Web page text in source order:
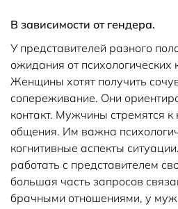
В зависимости от гендера.
У представителей разного
ожидания от психологических
Женщины хотят получить
сопереживание. Они
контакт. Мужчины стремятся
общения. Им важна
когнитивные аспекты
работать с представителем
большая часть запросов
брачными отношениями, у